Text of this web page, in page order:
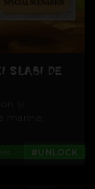
SLABI DE
și
#UNLOCK